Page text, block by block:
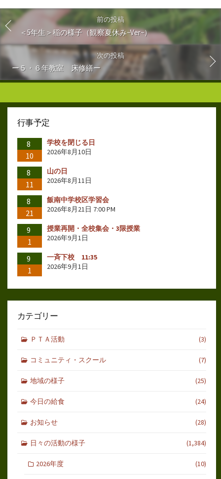
前の投稿
＜5年生＞稲の様子（観察夏休み~Ver~）
次の投稿
ー５・６年教室 床修繕ー
行事予定
8
10
学校を閉じる日
2026年8月10日
8
11
山の日
2026年8月11日
8
21
飯南中学校区学習会
2026年8月21日 7:00 PM
9
1
授業再開・全校集会・3限授業
2026年9月1日
9
1
一斉下校 11:35
2026年9月1日
カテゴリー
ＰＴＡ活動 (3)
コミュニティ・スクール (7)
地域の様子 (25)
今日の給食 (24)
お知らせ (28)
日々の活動の様子 (1,384)
2026年度 (10)